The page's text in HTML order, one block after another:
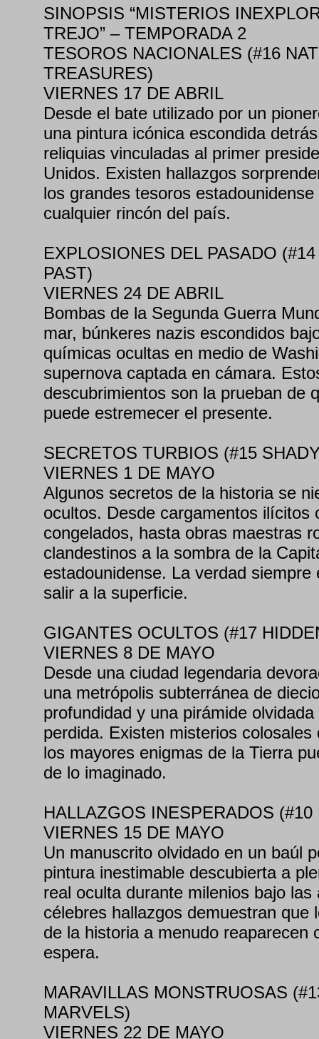
SINOPSIS “MISTERIOS
TREJO” – TEMPORADA 2
TESOROS NACIONALES (#16
TREASURES)
VIERNES 17 DE ABRIL
Desde el bate utilizado por un
una pintura icónica escondida
reliquias vinculadas al primer
Unidos. Existen hallazgos
los grandes tesoros
cualquier rincón del país.
EXPLOSIONES DEL PASADO
PAST)
VIERNES 24 DE ABRIL
Bombas de la Segunda Guerra
mar, búnkeres nazis escondidos
químicas ocultas en medio de
supernova captada en cámara.
descubrimientos son la prueban de
puede estremecer el presente.
SECRETOS TURBIOS (#15
VIERNES 1 DE MAYO
Algunos secretos de la historia se
ocultos. Desde cargamentos ilícitos
congelados, hasta obras maestras
clandestinos a la sombra de la
estadounidense. La verdad
salir a la superficie.
GIGANTES OCULTOS (#17
VIERNES 8 DE MAYO
Desde una ciudad legendaria
una metrópolis subterránea de
profundidad y una pirámide
perdida. Existen misterios
los mayores enigmas de la Tierra
de lo imaginado.
HALLAZGOS INESPERADOS
VIERNES 15 DE MAYO
Un manuscrito olvidado en un baúl
pintura inestimable descubierta a
real oculta durante milenios bajo las
célebres hallazgos demuestran que
de la historia a menudo reaparecen
espera.
MARAVILLAS MONSTRUOSAS
MARVELS)
VIERNES 22 DE MAYO